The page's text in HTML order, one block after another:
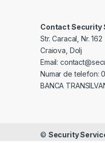
Contact Security
Str. Caracal, Nr. 162
Craiova, Dolj
Email:
Numar de telefon:
BANCA
© Security